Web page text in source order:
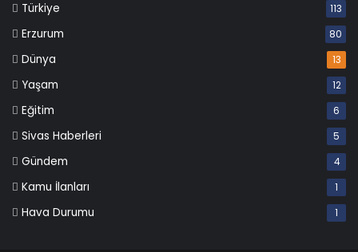
Türkiye 113
Erzurum 80
Dünya 13
Yaşam 12
Eğitim 6
Sivas Haberleri 5
Gündem 4
Kamu İlanları 1
Hava Durumu 1